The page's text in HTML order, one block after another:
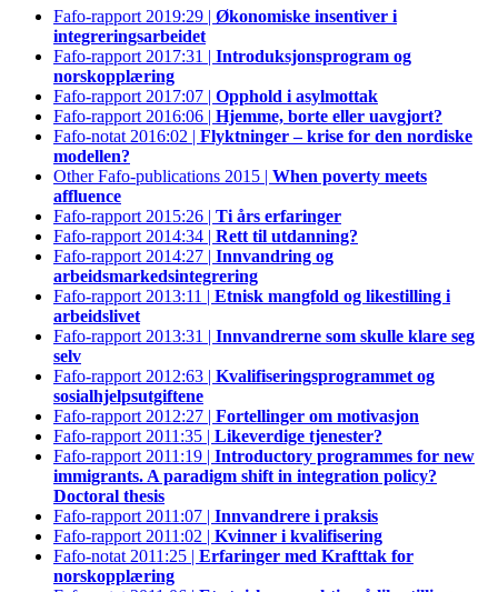
Fafo-rapport 2019:29 | Økonomiske insentiver i
integreringsarbeidet
Fafo-rapport 2017:31 | Introduksjonsprogram og
norskopplæring
Fafo-rapport 2017:07 | Opphold i asylmottak
Fafo-rapport 2016:06 | Hjemme, borte eller uavgjort?
Fafo-notat 2016:02 | Flyktninger – krise for den nordiske
modellen?
Other Fafo-publications 2015 | When poverty meets
affluence
Fafo-rapport 2015:26 | Ti års erfaringer
Fafo-rapport 2014:34 | Rett til utdanning?
Fafo-rapport 2014:27 | Innvandring og
arbeidsmarkedsintegrering
Fafo-rapport 2013:11 | Etnisk mangfold og likestilling i
arbeidslivet
Fafo-rapport 2013:31 | Innvandrerne som skulle klare seg
selv
Fafo-rapport 2012:63 | Kvalifiseringsprogrammet og
sosialhjelpsutgiftene
Fafo-rapport 2012:27 | Fortellinger om motivasjon
Fafo-rapport 2011:35 | Likeverdige tjenester?
Fafo-rapport 2011:19 | Introductory programmes for new
immigrants. A paradigm shift in integration policy?
Doctoral thesis
Fafo-rapport 2011:07 | Innvandrere i praksis
Fafo-rapport 2011:02 | Kvinner i kvalifisering
Fafo-notat 2011:25 | Erfaringer med Krafttak for
norskopplæring